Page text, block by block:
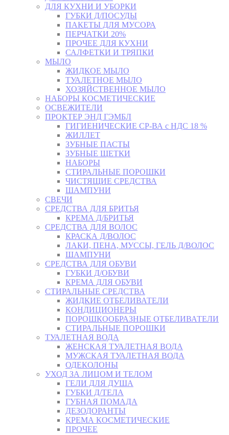
ДЛЯ КУХНИ И УБОРКИ
ГУБКИ Д/ПОСУДЫ
ПАКЕТЫ ДЛЯ МУСОРА
ПЕРЧАТКИ 20%
ПРОЧЕЕ ДЛЯ КУХНИ
САЛФЕТКИ И ТРЯПКИ
МЫЛО
ЖИДКОЕ МЫЛО
ТУАЛЕТНОЕ МЫЛО
ХОЗЯЙСТВЕННОЕ МЫЛО
НАБОРЫ КОСМЕТИЧЕСКИЕ
ОСВЕЖИТЕЛИ
ПРОКТЕР ЭНД ГЭМБЛ
ГИГИЕНИЧЕСКИЕ СР-ВА с НДС 18 %
ЖИЛЛЕТ
ЗУБНЫЕ ПАСТЫ
ЗУБНЫЕ ЩЕТКИ
НАБОРЫ
СТИРАЛЬНЫЕ ПОРОШКИ
ЧИСТЯЩИЕ СРЕДСТВА
ШАМПУНИ
СВЕЧИ
СРЕДСТВА ДЛЯ БРИТЬЯ
КРЕМА Д/БРИТЬЯ
СРЕДСТВА ДЛЯ ВОЛОС
КРАСКА Д/ВОЛОС
ЛАКИ, ПЕНА, МУССЫ, ГЕЛЬ Д/ВОЛОС
ШАМПУНИ
СРЕДСТВА ДЛЯ ОБУВИ
ГУБКИ Д/ОБУВИ
КРЕМА ДЛЯ ОБУВИ
СТИРАЛЬНЫЕ СРЕДСТВА
ЖИДКИЕ ОТБЕЛИВАТЕЛИ
КОНДИЦИОНЕРЫ
ПОРОШКООБРАЗНЫЕ ОТБЕЛИВАТЕЛИ
СТИРАЛЬНЫЕ ПОРОШКИ
ТУАЛЕТНАЯ ВОДА
ЖЕНСКАЯ ТУАЛЕТНАЯ ВОДА
МУЖСКАЯ ТУАЛЕТНАЯ ВОДА
ОДЕКОЛОНЫ
УХОД ЗА ЛИЦОМ И ТЕЛОМ
ГЕЛИ ДЛЯ ДУША
ГУБКИ Д/ТЕЛА
ГУБНАЯ ПОМАДА
ДЕЗОДОРАНТЫ
КРЕМА КОСМЕТИЧЕСКИЕ
ПРОЧЕЕ